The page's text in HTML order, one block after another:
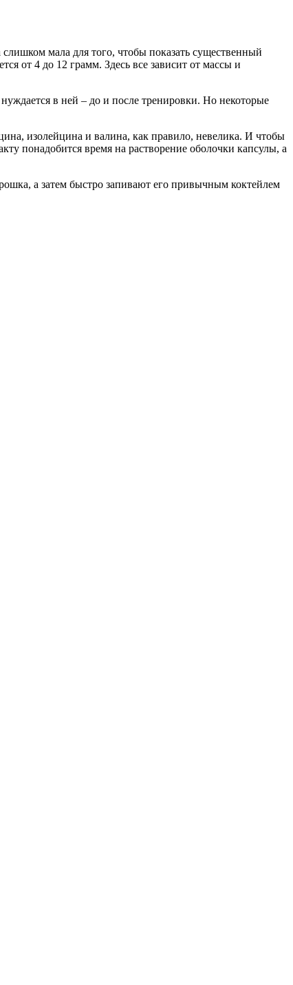
мала для того, чтобы показать существенный
от 4 до 12 грамм. Здесь все зависит от массы и
в ней – до и после тренировки. Но некоторые
изолейцина и валина, как правило, невелика. И чтобы
понадобится время на растворение оболочки капсулы, а
а затем быстро запивают его привычным коктейлем